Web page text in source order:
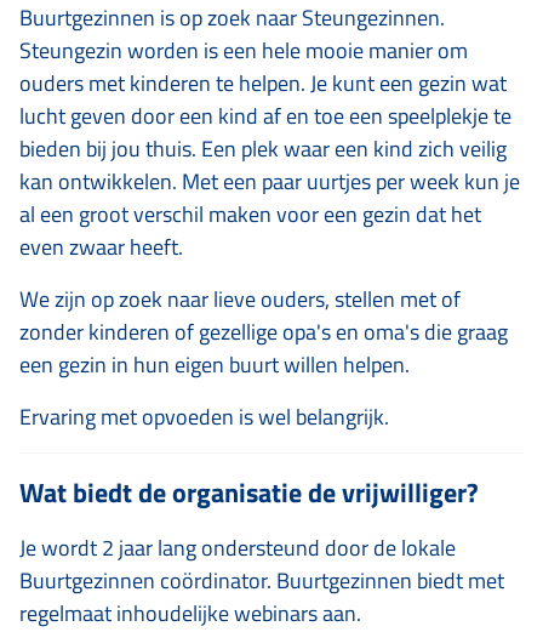
Buurtgezinnen is op zoek naar Steungezinnen.
Steungezin worden is een hele mooie manier om
ouders met kinderen te helpen. Je kunt een gezin wat
lucht geven door een kind af en toe een speelplekje te
bieden bij jou thuis. Een plek waar een kind zich veilig
kan ontwikkelen. Met een paar uurtjes per week kun je
al een groot verschil maken voor een gezin dat het
even zwaar heeft.
We zijn op zoek naar lieve ouders, stellen met of
zonder kinderen of gezellige opa's en oma's die graag
een gezin in hun eigen buurt willen helpen.
Ervaring met opvoeden is wel belangrijk.
Wat biedt de organisatie de vrijwilliger?
Je wordt 2 jaar lang ondersteund door de lokale
Buurtgezinnen coördinator. Buurtgezinnen biedt met
regelmaat inhoudelijke webinars aan.